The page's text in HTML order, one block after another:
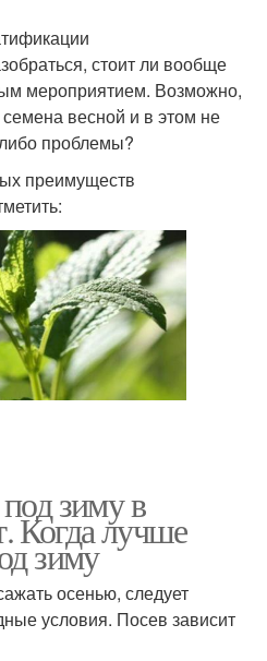
стоит ли вообще
мероприятием. Возможно,
весной и в этом не
проблемы?
преимуществ
зиму в
Когда лучше
зиму
осенью, следует
условия. Посев зависит